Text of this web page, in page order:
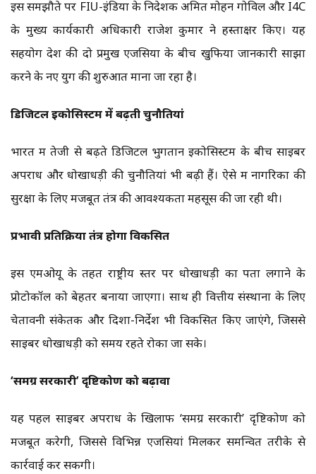
इस समझौते पर FIU-इंडिया के निदेशक अमित मोहन गोविल और I4C
के मुख्य कार्यकारी अधिकारी राजेश कुमार ने हस्ताक्षर किए। यह
सहयोग देश की दो प्रमुख एजेंसियों के बीच खुफिया जानकारी साझा
करने के नए युग की शुरुआत माना जा रहा है।
डिजिटल इकोसिस्टम में बढ़ती चुनौतियां
भारत में तेजी से बढ़ते डिजिटल भुगतान इकोसिस्टम के बीच साइबर
अपराध और धोखाधड़ी की चुनौतियां भी बढ़ी हैं। ऐसे में नागरिकों की
सुरक्षा के लिए मजबूत तंत्र की आवश्यकता महसूस की जा रही थी।
प्रभावी प्रतिक्रिया तंत्र होगा विकसित
इस एमओयू के तहत राष्ट्रीय स्तर पर धोखाधड़ी का पता लगाने के
प्रोटोकॉल को बेहतर बनाया जाएगा। साथ ही वित्तीय संस्थानों के लिए
चेतावनी संकेतक और दिशा-निर्देश भी विकसित किए जाएंगे, जिससे
साइबर धोखाधड़ी को समय रहते रोका जा सके।
‘समग्र सरकारी’ दृष्टिकोण को बढ़ावा
यह पहल साइबर अपराध के खिलाफ ‘समग्र सरकारी’ दृष्टिकोण को
मजबूत करेगी, जिससे विभिन्न एजेंसियां मिलकर समन्वित तरीके से
कार्रवाई कर सकेंगी।